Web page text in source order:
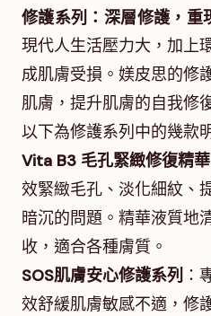
修護系列：深層修護，重
現代人生活壓力大，加上
成肌膚受損。媄皮思的修
肌膚，提升肌膚的自我修
以下為修護系列中的幾款
Vita B3 毛孔緊緻修復精華
效緊緻毛孔、淡化細紋、
暗沉的問題。精華液質地
收，適合各種膚質。
SOS肌膚安心修護系列 ：
效舒緩肌膚敏感不適，修